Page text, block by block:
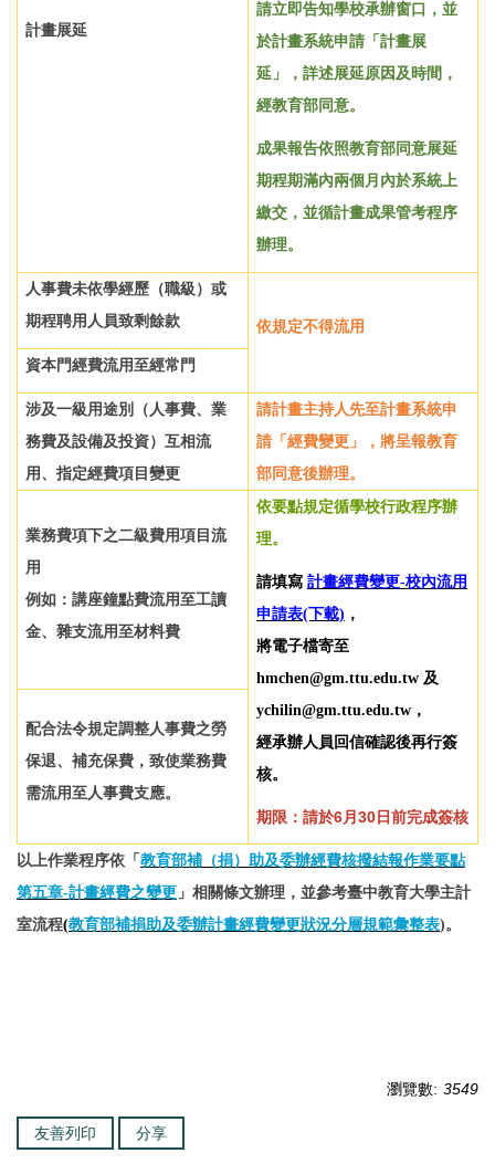
計畫展延
請立即告知學校承辦窗口，並
於計畫系統申請「計畫展
延」，詳述展延原因及時間，
經教育部同意。
成果報告依照教育部同意展延
期程期滿內兩個月內於系統上
繳交，並循計畫成果管考程序
辦理。
人事費未依學經歷（職級）或
期程聘用人員致剩餘款
依規定不得流用
資本門經費流用至經常門
涉及一級用途別（人事費、業
務費及設備及投資）互相流
用、指定經費項目變更
請計畫主持人先至計畫系統申
請「經費變更」，將呈報教育
部同意後辦理。
業務費項下之二級費用項目流
用
例如：講座鐘點費流用至工讀
金、雜支流用至材料費
依要點規定循學校行政程序辦
理。
請填寫 計畫經費變更-校內流用
申請表(下載) ，
將電子檔寄至
hmchen@gm.ttu.edu.tw 及
ychilin@gm.ttu.edu.tw ，
經承辦人員回信確認後再行簽
核。
期限：請於6月30日前完成簽核
配合法令規定調整人事費之勞
保退、補充保費，致使業務費
需流用至人事費支應。
以上作業程序依「 教育部補（捐）助及委辦經費核撥結報作業要點
第五章-計畫經費之變更 」相關條文辦理，並參考臺中教育大學主計
室流程(教育部補捐助及委辦計畫經費變更狀況分層規範彙整表)。
瀏覽數: 3549
友善列印 分享